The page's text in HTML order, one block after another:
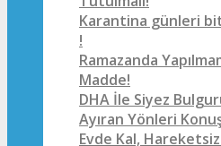
Karantina günleri
!
Ramazanda
Madde!
DHA İle Siyez
Ayıran Yönleri
Evde Kal,